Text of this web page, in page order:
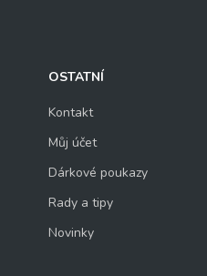
OSTATNÍ
Kontakt
Můj účet
Dárkové poukazy
Rady a tipy
Novinky